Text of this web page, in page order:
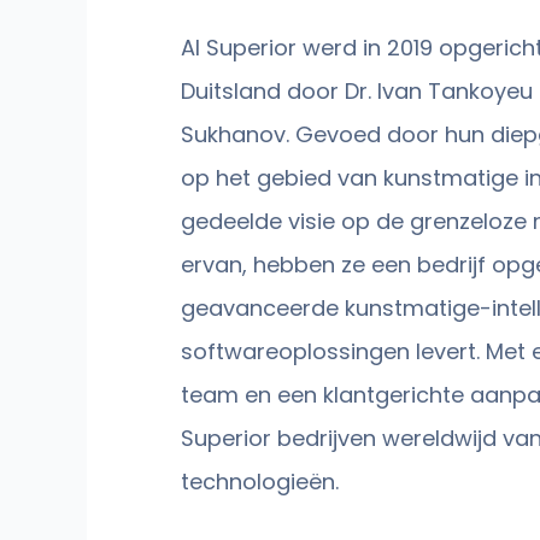
AI Superior werd in 2019
Duitsland door Dr. Ivan Tankoyeu
Sukhanov. Gevoed door hun
op het gebied van kunstmatige
gedeelde visie op de grenzeloze
ervan, hebben ze een bedrijf
geavanceerde kunstmatige-
softwareoplossingen levert. Met
team en een klantgerichte
Superior bedrijven wereldwijd
technologieën.